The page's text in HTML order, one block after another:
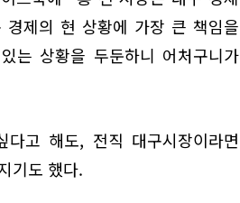
제의 현 상황에 가장 큰 책임을
는 상황을 두둔하니 어처구니가
고 해도, 전직 대구시장이라면
기도 했다.